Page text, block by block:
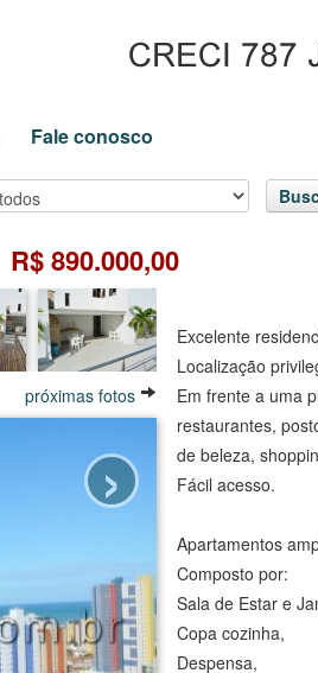
Fale conosco
R$ 890.000,00
próximas fotos
›
Excelente
Localização
Em frente a uma
restaurantes,
de beleza,
Fácil acesso.
Apartamentos
Composto por:
Sala de Estar e
Copa cozinha,
Despensa,